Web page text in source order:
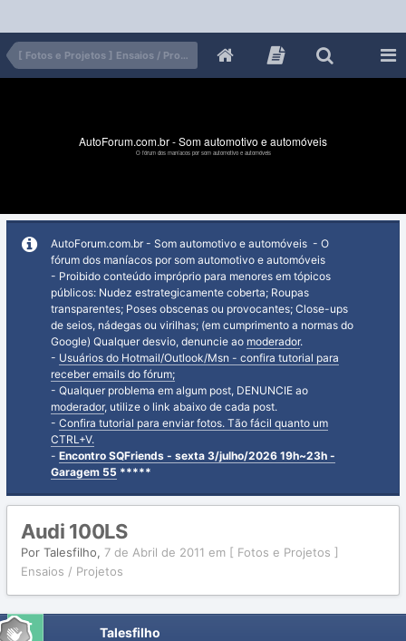
[ Fotos e Projetos ] Ensaios / Projetos
AutoForum.com.br - Som automotivo e automóveis
O fórum dos maníacos por som automotivo e automóveis
AutoForum.com.br - Som automotivo e automóveis - O
fórum dos maníacos por som automotivo e automóveis
- Proibido conteúdo impróprio para menores em tópicos
públicos: Nudez estrategicamente coberta; Roupas
transparentes; Poses obscenas ou provocantes; Close-ups
de seios, nádegas ou virilhas; (em cumprimento a normas do
Google) Qualquer desvio, denuncie ao moderador.
- Usuários do Hotmail/Outlook/Msn - confira tutorial para
receber emails do fórum;
- Qualquer problema em algum post, DENUNCIE ao
moderador, utilize o link abaixo de cada post.
- Confira tutorial para enviar fotos. Tão fácil quanto um
CTRL+V.
- Encontro SQFriends - sexta 3/julho/2026 19h~23h -
Garagem 55 *****
Audi 100LS
Por Talesfilho, 7 de Abril de 2011 em [ Fotos e Projetos ]
Ensaios / Projetos
Talesfilho